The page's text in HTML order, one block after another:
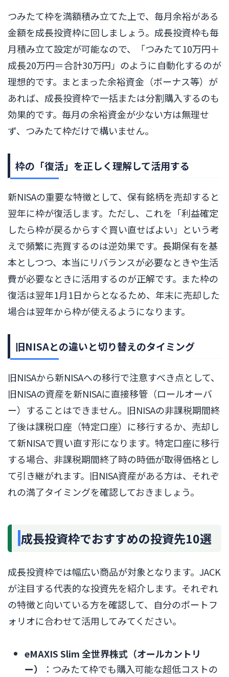
つみたて枠を満額積み立てた上で、毎月余裕がある
金額を成長投資枠に回しましょう。成長投資枠も毎
月積み立て設定が可能なので、「つみたて10万円＋
成長20万円＝合計30万円」のように自動化するのが
理想的です。まとまった余裕資金（ボーナス等）が
あれば、成長投資枠で一括または分割購入するのも
効果的です。毎月の余裕資金が少ない方は無理せ
ず、つみたて枠だけで構いません。
枠の「復活」を正しく理解して活用する
新NISAの重要な特徴として、保有銘柄を売却すると
翌年に枠が復活します。ただし、これを「利益確定
したら枠が戻るからすぐ買い直せばよい」という考
えで頻繁に売買するのは逆効果です。長期保有を基
本としつつ、本当にリバランスが必要なときや生活
費が必要なときに活用するのが正解です。また枠の
復活は翌年1月1日からとなるため、年末に売却した
場合は翌年から枠が使えるようになります。
旧NISAとの違いと切り替えのタイミング
旧NISAから新NISAへの移行で注意すべき点として、
旧NISAの資産を新NISAに直接移管（ロールオーバ
ー）することはできません。旧NISAの非課税期間終
了後は課税口座（特定口座）に移行するか、売却し
て新NISAで買い直す形になります。特定口座に移行
する場合、非課税期間終了時の時価が取得価格とし
て引き継がれます。旧NISA資産がある方は、それぞ
れの満了タイミングを確認しておきましょう。
成長投資枠でおすすめの投資先10選
成長投資枠では幅広い商品が対象となります。JACK
が注目する代表的な投資先を紹介します。それぞれ
の特徴と向いている方を確認して、自分のポートフ
ォリオに合わせて活用してみてください。
eMAXIS Slim 全世界株式（オールカントリ
ー）
：つみたて枠でも購入可能な超低コストの